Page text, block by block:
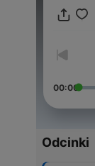
00:00
Odcinki